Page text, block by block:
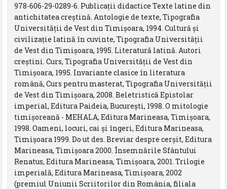
978-606-29-0289-6. Publicaţii didactice Texte latine din
antichitatea creştină. Antologie de texte, Tipografia
Universităţii de Vest din Timişoara, 1994. Cultură şi
civilizaţie latină în cuvinte, Tipografia Universităţii
de Vest din Timişoara, 1995. Literatură latină. Autori
creştini. Curs, Tipografia Universităţii de Vest din
Timişoara, 1995. Invariante clasice în literatura
română, Curs pentru masterat, Tipografia Universităţii
de Vest din Timişoara, 2008. Beletristică Epistolar
imperial, Editura Paideia, Bucureşti, 1998. O mitologie
timişoreană - MEHALA, Editura Marineasa, Timişoara,
1998. Oameni, locuri, cai şi îngeri, Editura Marineasa,
Timişoara 1999. Do ut des. Breviar despre cerşit, Editura
Marineasa, Timişoara 2000. Însemnările Sfântului
Renatus, Editura Marineasa, Timişoara, 2001. Trilogie
imperială, Editura Marineasa, Timişoara, 2002
(premiul Uniunii Scriitorilor din România, filiala